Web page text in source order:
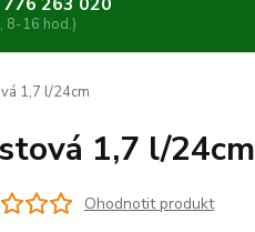
8-16 hod.)
1,7 l/24cm
1,7 l/24cm
Ohodnotit produkt